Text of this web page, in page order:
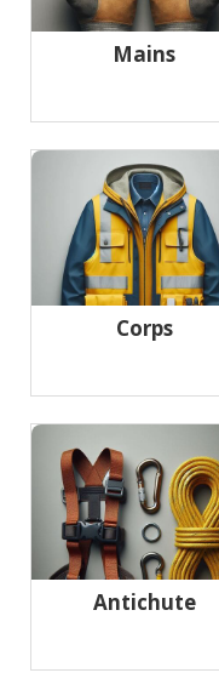
Mains
Corps
Antichute